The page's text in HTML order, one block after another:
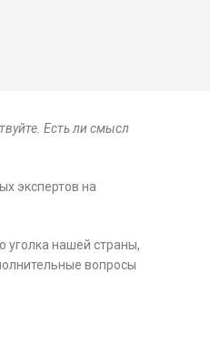
Есть ли смысл
экспертов на
уголка нашей страны,
вопросы